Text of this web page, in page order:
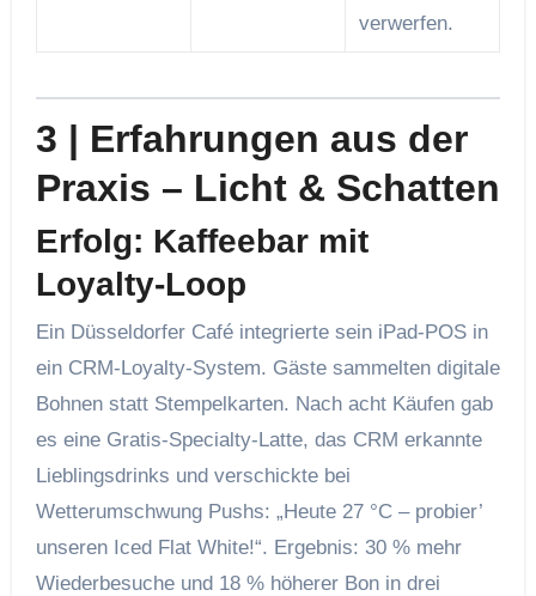
verwerfen.
3 | Erfahrungen aus der
Praxis – Licht & Schatten
Erfolg: Kaffeebar mit
Loyalty‑Loop
Ein Düsseldorfer Café integrierte sein iPad‑POS in
ein CRM‑Loyalty‑System. Gäste sammelten digitale
Bohnen statt Stempelkarten. Nach acht Käufen gab
es eine Gratis‑Specialty‑Latte, das CRM erkannte
Lieblings­drinks und verschickte bei
Wetterumschwung Pushs: „Heute 27 °C – probier’
unseren Iced Flat White!“. Ergebnis: 30 % mehr
Wieder­besuche und 18 % höherer Bon in drei